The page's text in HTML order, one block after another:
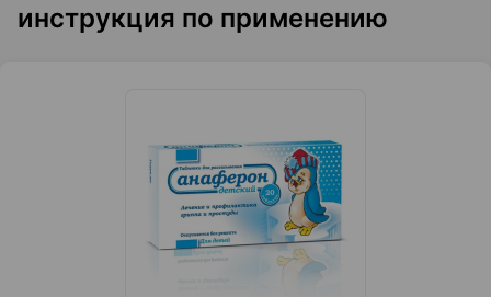
инструкция по применению